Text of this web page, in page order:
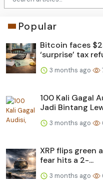
Popular
Bitcoin faces
‘surprise’ tax
3 months ago
100 Kali Gagal
Jadi Bintang
3 months ago
XRP flips green
fear hits a 2-...
3 months ago